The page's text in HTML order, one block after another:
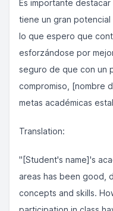
Es importante
tiene un gran
lo que espero que
esforzándose por
seguro de que con un
compromiso, [nombre
metas académicas
Translation:
"[Student's name]'s
areas has been good,
concepts and skills.